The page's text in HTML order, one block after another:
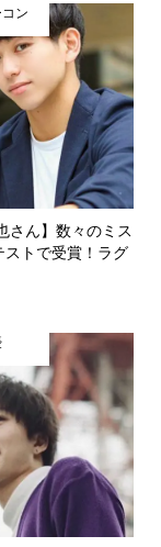
ン
さん】数々のミス
ストで受賞！ラグ